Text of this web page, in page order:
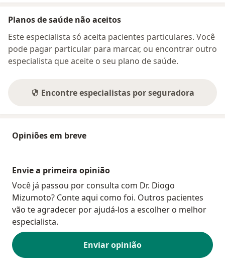
Planos de saúde não aceitos
Este especialista só aceita pacientes particulares. Você
pode pagar particular para marcar, ou encontrar outro
especialista que aceite o seu plano de saúde.
Encontre especialistas por seguradora
Opiniões em breve
Envie a primeira opinião
Você já passou por consulta com Dr. Diogo
Mizumoto? Conte aqui como foi. Outros pacientes
vão te agradecer por ajudá-los a escolher o melhor
especialista.
Enviar opinião